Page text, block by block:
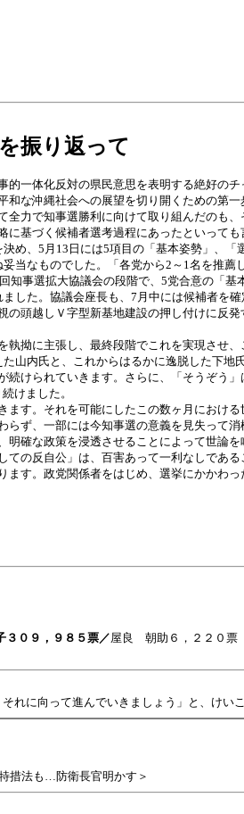
振り返って
一体化反対の県民意思を表明する絶好の
な沖縄社会への展望を切り開くための第
力で知事選勝利に向けて取り組んだのも
基づく候補者選考過程にあったといっても
、5月13日には5項目の「基本姿勢」、
当なものでした。「各党から2～1名を推
事選拡大協議会の段階で、5党合意の「
した。協議会座長も、7月中には候補者を
頭越しＶ字型新基地建設の押し付けに反
拗に主張し、最終段階でこれを実現させ
山内氏と、これからはるかに逸脱した下
けられていきます。さらに、「そうぞう
けました。
す。それを可能にしたこの数ヶ月におけ
ず、一部には今知事選の意義を見失って
確な政策を浸透させることによって世論
の反自公」は、百害あって一利なしである
す。政党関係者をはじめ、選挙にかかわ
０９，９８５票／屋良 朝助６，２２０票
れに向って進んでいきましょう」と、けい
措法も…防衛長官明かす＞